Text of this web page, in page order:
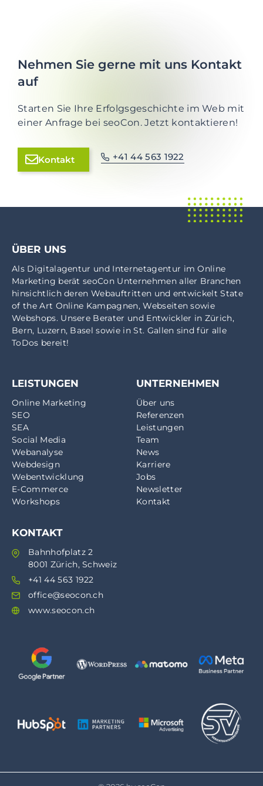
Nehmen Sie gerne mit uns Kontakt
auf
Starten Sie Ihre Erfolgsgeschichte im Web mit
einer Anfrage bei seoCon. Jetzt kontaktieren!
Kontakt +41 44 563 1922
ÜBER UNS
Als Digitalagentur und Internetagentur imOnline
Marketing berät seoCon Unternehmen aller Branchen
hinsichtlich deren Webauftritten und entwickelt State
of the Art Online Kampagnen, Webseiten sowie
Webshops. Unsere Berater und Entwickler in Zürich,
Bern, Luzern, Basel sowie inSt. Gallen sind für alle
ToDos bereit!
LEISTUNGEN
Online Marketing
SEO
SEA
Social Media
Webanalyse
Webdesign
Webentwicklung
E-Commerce
Workshops
UNTERNEHMEN
Über uns
Referenzen
Leistungen
Team
News
Karriere
Jobs
Newsletter
Kontakt
KONTAKT
Bahnhofplatz 2
8001 Zürich, Schweiz
+41 44 563 1922
office@seocon.ch
www.seocon.ch